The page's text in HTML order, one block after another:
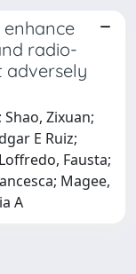
radio-
adversely
Zixuan;
E Ruiz;
Fausta;
Magee,
A